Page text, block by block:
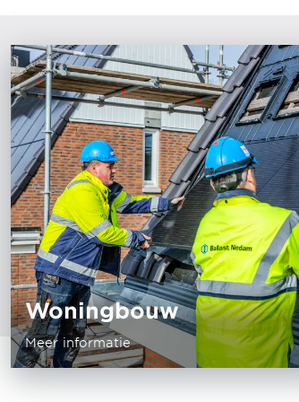
Woningbouw
Meer informatie